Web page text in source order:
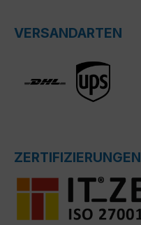
VERSANDARTEN
ZERTIFIZIERUNGEN